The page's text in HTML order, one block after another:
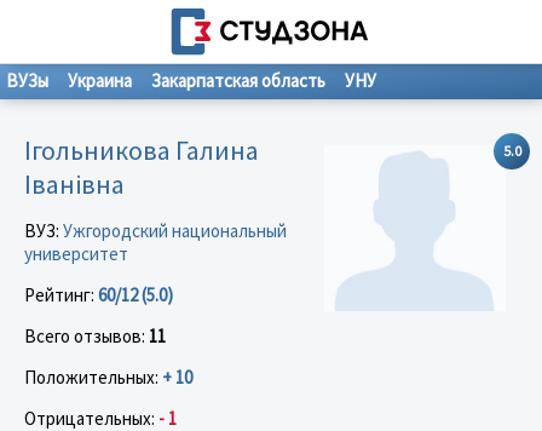
ВУЗы Украина Закарпатская область УНУ
5.0
Ігольникова Галина
Іванівна
ВУЗ: Ужгородский национальный
университет
Рейтинг: 60/12 (5.0)
Всего отзывов: 11
Положительных: + 10
Отрицательных: - 1